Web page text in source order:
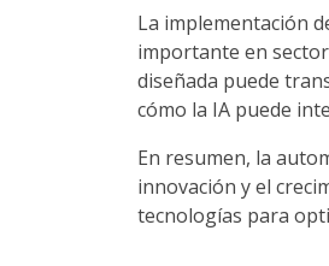
La implementación
importante en
diseñada puede
cómo la IA puede
En resumen, la
innovación y el
tecnologías para